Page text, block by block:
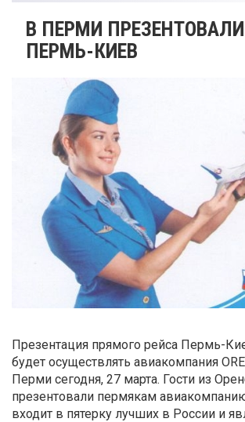
В ПЕРМИ
ПЕРМЬ-КИЕВ
Презентация прямого рейса Пермь-
будет осуществлять авиакомпания
Перми сегодня, 27 марта. Гости из
презентовали пермякам
входит в пятерку лучших в России и